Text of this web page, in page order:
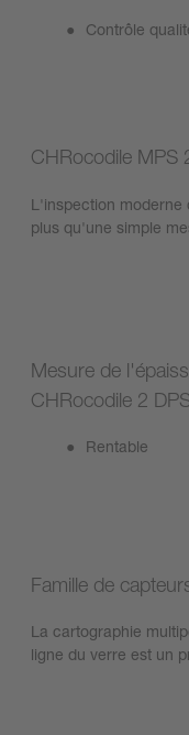
Contrôle
CHRocodile MPS
L'inspection moderne
plus qu'une simple
Mesure de
CHRocodile 2
Rentable
Famille de
La cartographie
ligne du verre est un